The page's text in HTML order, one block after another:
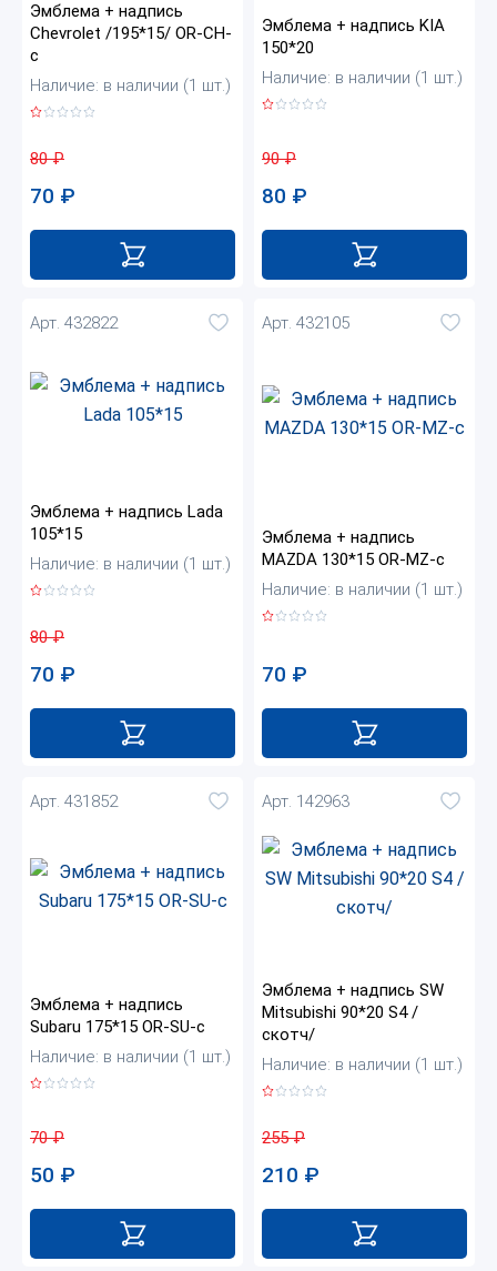
Эмблема + надпись
Chevrolet /195*15/ OR-CH-
c
Наличие: в наличии (1 шт.)
80₽
70 ₽
Эмблема + надпись KIA
150*20
Наличие: в наличии (1 шт.)
90₽
80 ₽
Арт. 432822
Эмблема + надпись Lada
105*15
Наличие: в наличии (1 шт.)
80₽
70 ₽
Арт. 432105
Эмблема + надпись
MAZDA 130*15 OR-MZ-c
Наличие: в наличии (1 шт.)
70 ₽
Арт. 431852
Эмблема + надпись
Subaru 175*15 OR-SU-c
Наличие: в наличии (1 шт.)
70₽
50 ₽
Арт. 142963
Эмблема + надпись SW
Mitsubishi 90*20 S4 /
скотч/
Наличие: в наличии (1 шт.)
255₽
210 ₽